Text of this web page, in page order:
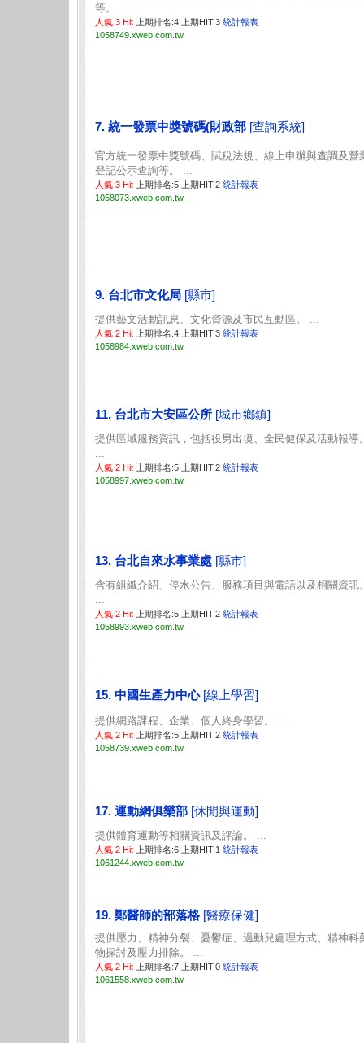
等。 ...
人氣 3 Hit 上期排名:4 上期HIT:3 統計報表
1058749.xweb.com.tw
7. 統一發票中獎號碼(財政部 [查詢系統]
官方統一發票中獎號碼、賦稅法規、線上申辦與查調及營
登記公示查詢等。 ...
人氣 3 Hit 上期排名:5 上期HIT:2 統計報表
1058073.xweb.com.tw
9. 台北市文化局 [縣市]
提供藝文活動訊息、文化資源及市民互動區。 ...
人氣 2 Hit 上期排名:4 上期HIT:3 統計報表
1058984.xweb.com.tw
11. 台北市大安區公所 [城市鄉鎮]
提供區域服務資訊，包括役男出境、全民健保及活動報導
...
人氣 2 Hit 上期排名:5 上期HIT:2 統計報表
1058997.xweb.com.tw
13. 台北自來水事業處 [縣市]
含有組織介紹、停水公告、服務項目與電話以及相關資訊
...
人氣 2 Hit 上期排名:5 上期HIT:2 統計報表
1058993.xweb.com.tw
15. 中國生產力中心 [線上學習]
提供網路課程、企業、個人終身學習。 ...
人氣 2 Hit 上期排名:5 上期HIT:2 統計報表
1058739.xweb.com.tw
17. 運動網俱樂部 [休閒與運動]
提供體育運動等相關資訊及評論。 ...
人氣 2 Hit 上期排名:6 上期HIT:1 統計報表
1061244.xweb.com.tw
19. 鄭醫師的部落格 [醫療保健]
提供壓力、精神分裂、憂鬱症、過動兒處理方式、精神科
物探討及壓力排除。 ...
人氣 2 Hit 上期排名:7 上期HIT:0 統計報表
1061558.xweb.com.tw